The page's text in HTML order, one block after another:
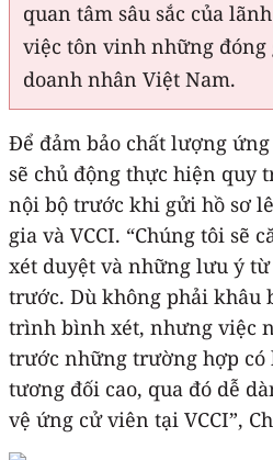
quan tâm sâu sắc của
việc tôn vinh những đóng
doanh nhân Việt Nam.
Để đảm bảo chất lượng ứng
sẽ chủ động thực hiện quy
nội bộ trước khi gửi hồ sơ
gia và VCCI. “Chúng tôi sẽ
xét duyệt và những lưu ý
trước. Dù không phải khâu
trình bình xét, nhưng việc
trước những trường hợp có
tương đối cao, qua đó dễ
vệ ứng cử viên tại VCCI”,